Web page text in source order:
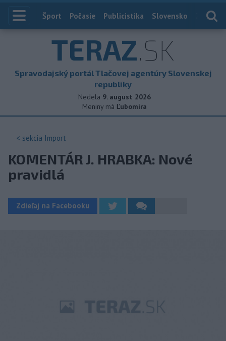
Index
Šport Počasie Publicistika Slovensko
TERAZ.SK
Spravodajský portál Tlačovej agentúry Slovenskej
republiky
Nedela 9. august 2026
Meniny má Ľubomíra
< sekcia Import
KOMENTÁR J. HRABKA: Nové
pravidlá
Zdieľaj na Facebooku